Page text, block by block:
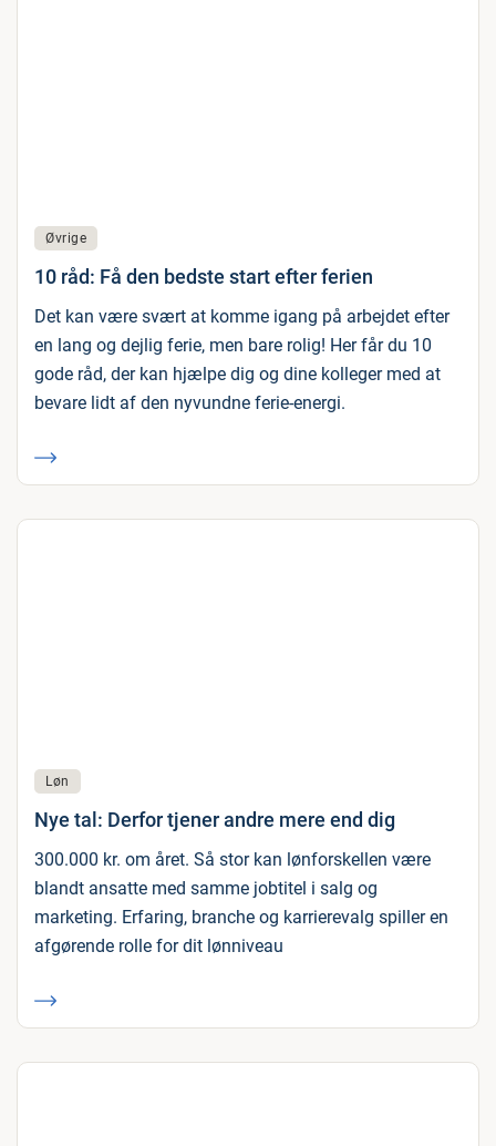
Øvrige
10 råd: Få den bedste start efter ferien
Det kan være svært at komme igang på arbejdet efter
en lang og dejlig ferie, men bare rolig! Her får du 10
gode råd, der kan hjælpe dig og dine kolleger med at
bevare lidt af den nyvundne ferie-energi.
Løn
Nye tal: Derfor tjener andre mere end dig
300.000 kr. om året. Så stor kan lønforskellen være
blandt ansatte med samme jobtitel i salg og
marketing. Erfaring, branche og karrierevalg spiller en
afgørende rolle for dit lønniveau